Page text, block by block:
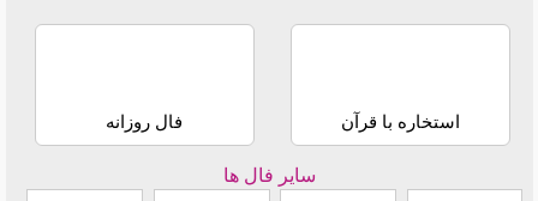
استخاره با قرآن فال روزانه
سایر فال ها